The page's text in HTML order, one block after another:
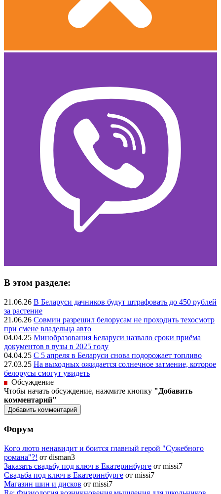
В этом разделе:
21.06.26 В Беларуси дачников будут штрафовать до 450 рублей
за растение
21.06.26 Совмин разрешил белорусам не проходить техосмотр
при смене владельца авто
04.04.25 Минобразования Беларуси назвало сроки приёма
документов в вузы в 2025 году
04.04.25 С 5 апреля в Беларуси снова подорожает топливо
27.03.25 На выходных ожидается солнечное затмение, которое
белорусы смогут увидеть
Обсуждение
Чтобы начать обсуждение, нажмите кнопку "Добавить
комментарий"
Форум
Кого люто ненавидит и боится главный герой "Сужебного
романа"?! от disman3
Заказать свадьбу под ключ в Екатеринбурге от missi7
Cвадьба под ключ в Екатеринбурге от missi7
Магазин шин и дисков от missi7